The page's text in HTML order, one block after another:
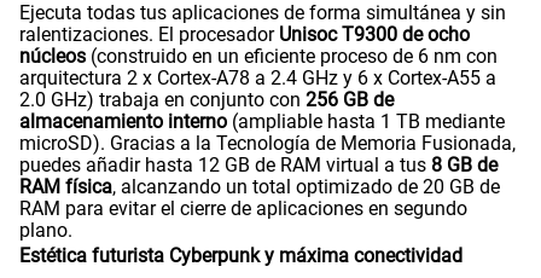
Ejecuta todas tus aplicaciones de forma simultánea y sin
ralentizaciones. El procesador Unisoc T9300 de ocho
núcleos (construido en un eficiente proceso de 6 nm con
arquitectura 2 x Cortex-A78 a 2.4 GHz y 6 x Cortex-A55 a
2.0 GHz) trabaja en conjunto con 256 GB de
almacenamiento interno (ampliable hasta 1 TB mediante
microSD). Gracias a la Tecnología de Memoria Fusionada,
puedes añadir hasta 12 GB de RAM virtual a tus 8 GB de
RAM física, alcanzando un total optimizado de 20 GB de
RAM para evitar el cierre de aplicaciones en segundo
plano.
Estética futurista Cyberpunk y máxima conectividad